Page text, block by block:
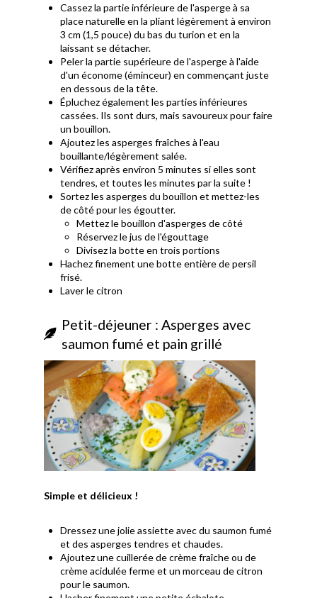
Cassez la partie inférieure de l'asperge à sa
place naturelle en la pliant légèrement à environ
3 cm (1,5 pouce) du bas du turion et en la
laissant se détacher.
Peler la partie supérieure de l'asperge à l'aide
d'un économe (éminceur) en commençant juste
en dessous de la tête.
Épluchez également les parties inférieures
cassées. Ils sont durs, mais savoureux pour faire
un bouillon.
Ajoutez les asperges fraîches à l'eau
bouillante/légèrement salée.
Vérifiez après environ 5 minutes si elles sont
tendres, et toutes les minutes par la suite !
Sortez les asperges du bouillon et mettez-les
de côté pour les égoutter.
Mettez le bouillon d'asperges de côté
Réservez le jus de l'égouttage
Divisez la botte en trois portions
Hachez finement une botte entière de persil
frisé.
Laver le citron
Petit-déjeuner : Asperges avec
saumon fumé et pain grillé
Simple et délicieux !
Dressez une jolie assiette avec du saumon fumé
et des asperges tendres et chaudes.
Ajoutez une cuillerée de crème fraîche ou de
crème acidulée ferme et un morceau de citron
pour le saumon.